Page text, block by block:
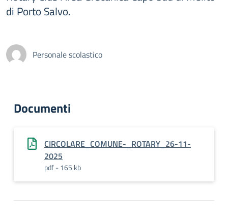
di Porto Salvo.
Personale scolastico
Documenti
CIRCOLARE_COMUNE-_ROTARY_26-11-
2025
pdf - 165 kb